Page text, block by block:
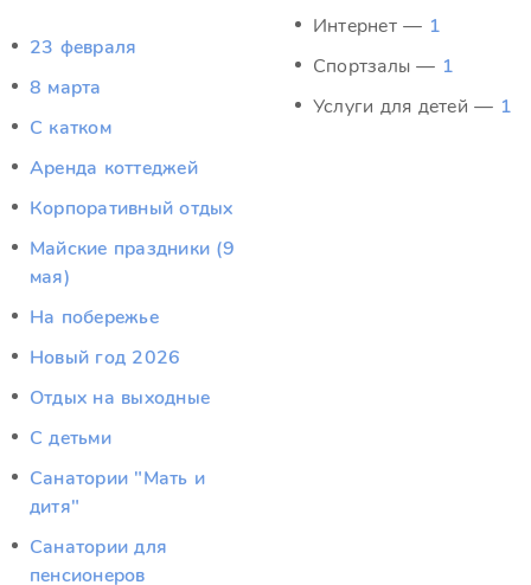
23 февраля
8 марта
C катком
Аренда коттеджей
Корпоративный отдых
Майские праздники (9
мая)
На побережье
Новый год 2026
Отдых на выходные
С детьми
Санатории "Мать и
дитя"
Санатории для
пенсионеров
Интернет — 1
Спортзалы — 1
Услуги для детей — 1